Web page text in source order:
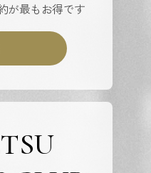
が最もお得です